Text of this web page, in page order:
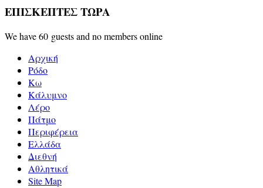
ΕΠΙΣΚΕΠΤΕΣ ΤΩΡΑ
We have 60 guests and no members online
Αρχική
Ρόδο
Κω
Κάλυμνο
Λέρο
Πάτμο
Περιφέρεια
Ελλάδα
Διεθνή
Αθλητικά
Site Map